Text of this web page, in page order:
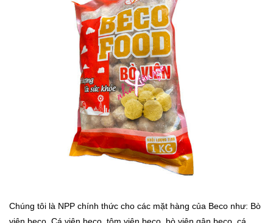
Chúng tôi là NPP chính thức cho các mặt hàng của Beco như: Bò